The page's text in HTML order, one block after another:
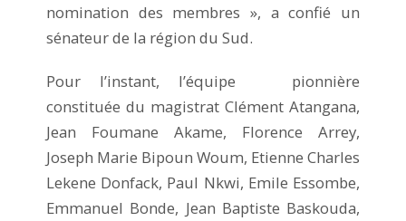
nomination des membres », a confié un
sénateur de la région du Sud.
Pour l’instant, l’équipe pionnière
constituée du magistrat Clément Atangana,
Jean Foumane Akame, Florence Arrey,
Joseph Marie Bipoun Woum, Etienne Charles
Lekene Donfack, Paul Nkwi, Emile Essombe,
Emmanuel Bonde, Jean Baptiste Baskouda,